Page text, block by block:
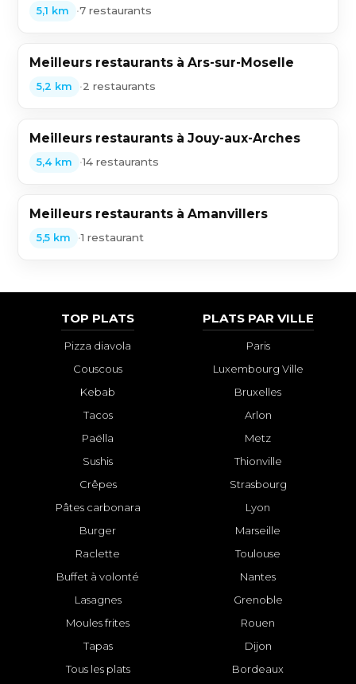
5,1 km •7 restaurants
Meilleurs restaurants à Ars-sur-Moselle
5,2 km •2 restaurants
Meilleurs restaurants à Jouy-aux-Arches
5,4 km •14 restaurants
Meilleurs restaurants à Amanvillers
5,5 km •1 restaurant
TOP PLATS
Pizza diavola
Couscous
Kebab
Tacos
Paëlla
Sushis
Crêpes
Pâtes carbonara
Burger
Raclette
Buffet à volonté
Lasagnes
Moules frites
Tapas
Tous les plats
PLATS PAR VILLE
Paris
Luxembourg Ville
Bruxelles
Arlon
Metz
Thionville
Strasbourg
Lyon
Marseille
Toulouse
Nantes
Grenoble
Rouen
Dijon
Bordeaux